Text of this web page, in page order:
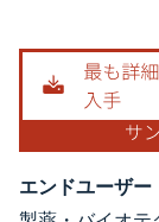
エンドユーザー